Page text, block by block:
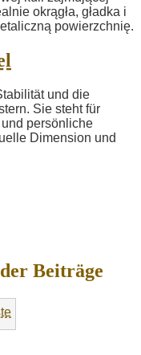
und die
Sie steht für
persönliche
Dimension und
Beiträge